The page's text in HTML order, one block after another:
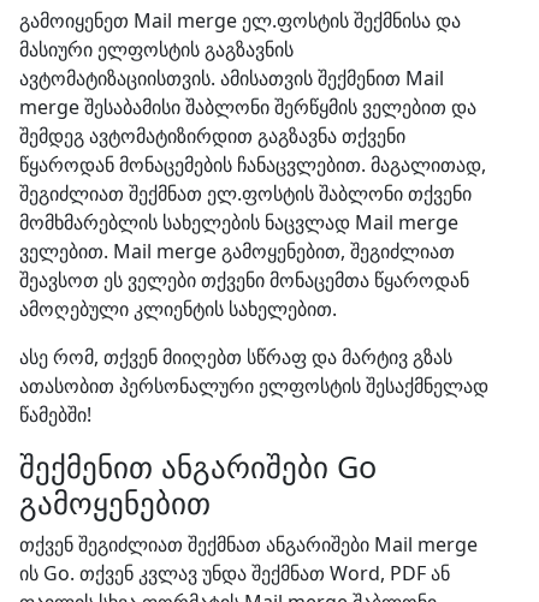
გამოიყენეთ Mail merge ელ.ფოსტის შექმნისა და
მასიური ელფოსტის გაგზავნის
ავტომატიზაციისთვის. ამისათვის შექმენით Mail
merge შესაბამისი შაბლონი შერწყმის ველებით და
შემდეგ ავტომატიზირდით გაგზავნა თქვენი
წყაროდან მონაცემების ჩანაცვლებით. მაგალითად,
შეგიძლიათ შექმნათ ელ.ფოსტის შაბლონი თქვენი
მომხმარებლის სახელების ნაცვლად Mail merge
ველებით. Mail merge გამოყენებით, შეგიძლიათ
შეავსოთ ეს ველები თქვენი მონაცემთა წყაროდან
ამოღებული კლიენტის სახელებით.
ასე რომ, თქვენ მიიღებთ სწრაფ და მარტივ გზას
ათასობით პერსონალური ელფოსტის შესაქმნელად
წამებში!
შექმენით ანგარიშები Go
გამოყენებით
თქვენ შეგიძლიათ შექმნათ ანგარიშები Mail merge
ის Go. თქვენ კვლავ უნდა შექმნათ Word, PDF ან